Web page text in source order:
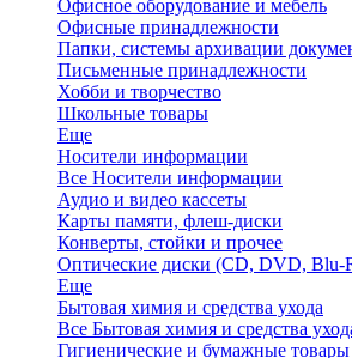
Офисное оборудование и мебель
Офисные принадлежности
Папки, системы архивации
Письменные принадлежности
Хобби и творчество
Школьные товары
Еще
Носители информации
Все Носители информации
Аудио и видео кассеты
Карты памяти, флеш-диски
Конверты, стойки и прочее
Оптические диски (CD, DVD, Blu-
Еще
Бытовая химия и средства ухода
Все Бытовая химия и средства
Гигиенические и бумажные товары